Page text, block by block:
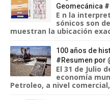
Geomecánica
E n la
sónicos son
muestran la ubicación
100 años de
#Resumen por
El 31 de Julio
economía
Petroleo, a nivel